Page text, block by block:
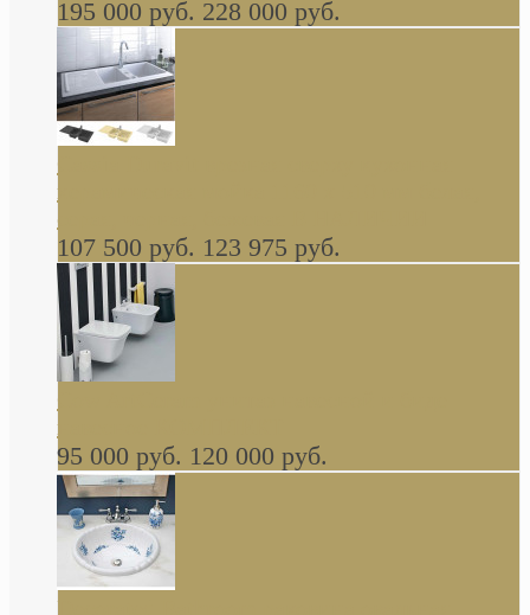
195 000 руб. 228 000 руб.
керамическая мойка 1160 x 510 мм белая,
серая, черная, бежевая В НАЛИЧИИ
107 500 руб. 123 975 руб.
навесное КОМПЛЕКТ
95 000 руб. 120 000 руб.
Decorated Bathroom раковина овальная